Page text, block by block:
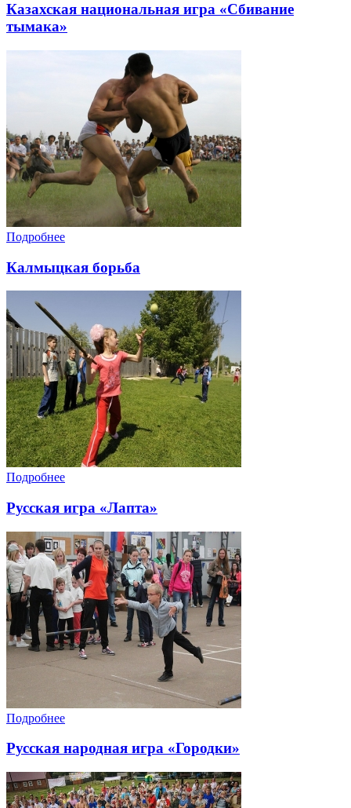
Казахская национальная игра «Сбивание
тымака»
Подробнее
Калмыцкая борьба
Подробнее
Русская игра «Лапта»
Подробнее
Русская народная игра «Городки»